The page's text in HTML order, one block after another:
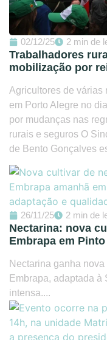
02/12/25 2 min de
Trabalhadores
mobilização por
Agricultores de várias
em Porto Alegre no
por mudanças nas
rurais e seguros O
de Bento Gonçalves
26/11/25 2 min de
Nectarina: nova
Embrapa em
Nectarina ganha
Embrapa, adaptada à
intensa....